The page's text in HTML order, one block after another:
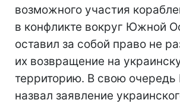
возможного участия
в конфликте вокруг Южной
оставил за собой право не
их возвращение на
территорию. В свою
назвал заявление